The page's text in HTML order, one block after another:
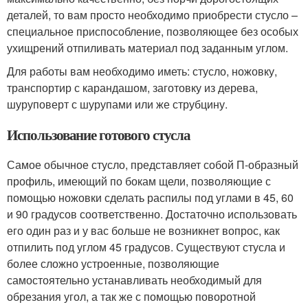
деталей, то вам просто необходимо приобрести стусло –
специальное приспособление, позволяющее без особых
ухищрений отпиливать материал под заданным углом.
Для работы вам необходимо иметь: стусло, ножовку,
транспортир с карандашом, заготовку из дерева,
шуруповерт с шурупами или же струбцину.
Использование готового стусла
Самое обычное стусло, представляет собой П-образный
профиль, имеющий по бокам щели, позволяющие с
помощью ножовки сделать распилы под углами в 45, 60
и 90 градусов соответственно. Достаточно использовать
его один раз и у вас больше не возникнет вопрос, как
отпилить под углом 45 градусов. Существуют стусла и
более сложно устроенные, позволяющие
самостоятельно устанавливать необходимый для
обрезания угол, а так же с помощью поворотной